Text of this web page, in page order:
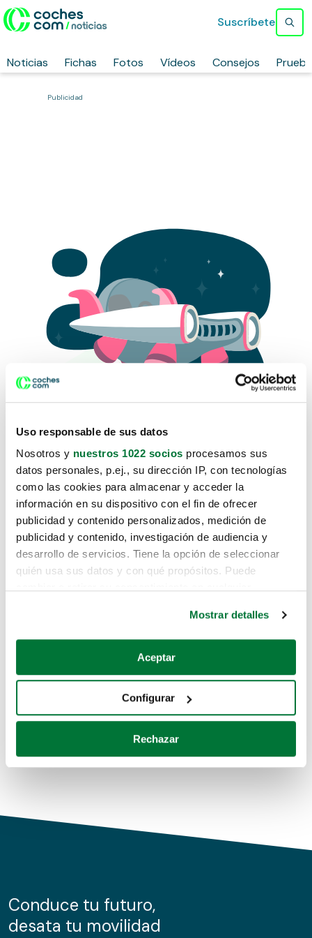
Uso responsable de sus datos
Nosotros y nuestros 1022 socios procesamos sus
datos personales, p.ej., su dirección IP, con tecnologías
como las cookies para almacenar y acceder la
información en su dispositivo con el fin de ofrecer
publicidad y contenido personalizados, medición de
publicidad y contenido, investigación de audiencia y
desarrollo de servicios. Tiene la opción de seleccionar
quién usa sus datos y con qué propósitos. Puede
Si lo permite, también quisiéramos:
Recopilar información sobre su ubicación geográfica
Identificar su dispositivo analizándolo activamente
para buscar características específicas (huellas
Obtenga más información sobre cómo se procesan sus
de cookies.
información sobre el uso que haga del sitio web con
nuestros partners de redes sociales, publicidad y análisis
Mostrar detalles
Aceptar
Configurar
Rechazar
Noticias Fichas Fotos Vídeos Consejos
Suscríbete
Publicidad
Lo sentimos, no sabemos como
te hemos traido hasta aquí.
Pero puedes encontrar el coche que estás
buscando en alguno de estos enlaces:
Coches de segunda mano
Coches de km0
Conduce tu futuro,
desata tu movilidad